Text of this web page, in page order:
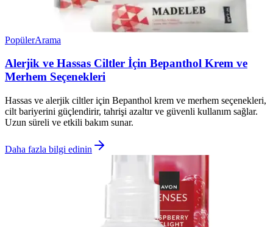
PopülerArama
Alerjik ve Hassas Ciltler İçin Bepanthol Krem ve
Merhem Seçenekleri
Hassas ve alerjik ciltler için Bepanthol krem ve merhem seçenekleri,
cilt bariyerini güçlendirir, tahrişi azaltır ve güvenli kullanım sağlar.
Uzun süreli ve etkili bakım sunar.
Daha fazla bilgi edinin